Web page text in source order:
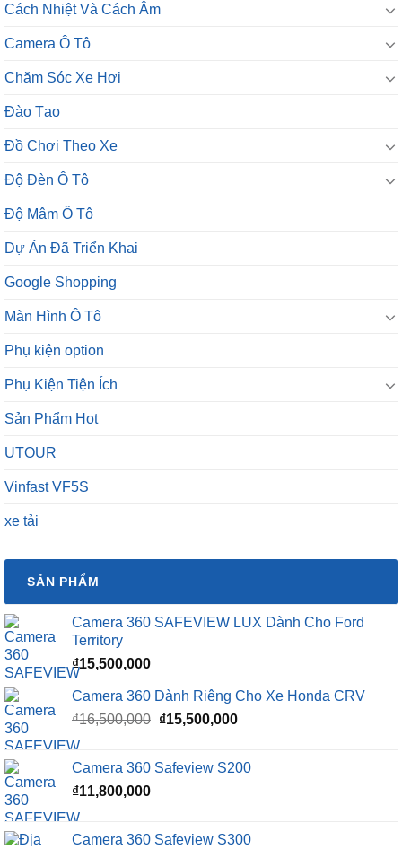
Cách Nhiệt Và Cách Âm
Camera Ô Tô
Chăm Sóc Xe Hơi
Đào Tạo
Đồ Chơi Theo Xe
Độ Đèn Ô Tô
Độ Mâm Ô Tô
Dự Án Đã Triển Khai
Google Shopping
Màn Hình Ô Tô
Phụ kiện option
Phụ Kiện Tiện Ích
Sản Phẩm Hot
UTOUR
Vinfast VF5S
xe tải
SẢN PHẨM
Camera 360 SAFEVIEW LUX Dành Cho Ford
Territory
₫15,500,000
Camera 360 Dành Riêng Cho Xe Honda CRV
₫16,500,000 Giá
₫16,500,000.
₫15,500,000Giá
là:
Camera 360 Safeview S200
₫11,800,000
Camera 360 Safeview S300